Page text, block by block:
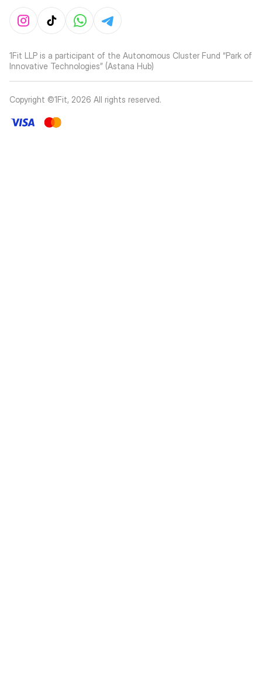
1Fit LLP is a participant of the Autonomous Cluster Fund “Park of
Innovative Technologies” (Astana Hub)
Copyright ©1Fit, 2026 All rights reserved.